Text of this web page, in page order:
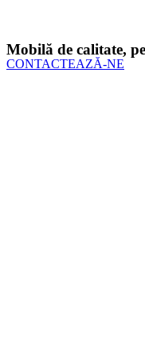
Mobilă de calitate,
CONTACTEAZĂ-NE